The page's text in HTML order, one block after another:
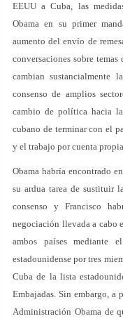
EEUU a Cuba, las
Obama en su primer
aumento del envío de
conversaciones sobre
cambian sustancialmente
consenso de amplios
cambio de política hacia
cubano de terminar con el
y el trabajo por cuenta
Obama habría encontrado
su ardua tarea de sustituir
consenso y Francisco
negociación llevada a cabo
ambos países mediante
estadounidense por tres
Cuba de la lista
Embajadas. Sin embargo, a
Administración Obama de